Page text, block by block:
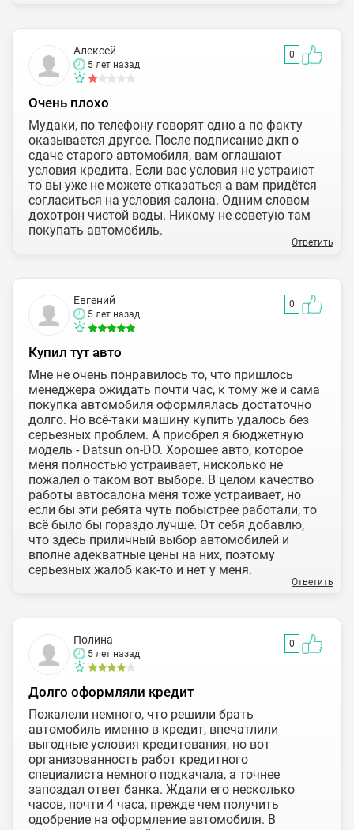
Алексей
5 лет назад
0
Очень плохо
Мудаки, по телефону говорят одно а по факту
оказывается другое. После подписание дкп о
сдаче старого автомобиля, вам оглашают
условия кредита. Если вас условия не устраиют
то вы уже не можете отказаться а вам придётся
согласиться на условия салона. Одним словом
дохотрон чистой воды. Никому не советую там
покупать автомобиль.
Ответить
Евгений
5 лет назад
0
Купил тут авто
Мне не очень понравилось то, что пришлось
менеджера ожидать почти час, к тому же и сама
покупка автомобиля оформлялась достаточно
долго. Но всё-таки машину купить удалось без
серьезных проблем. А приобрел я бюджетную
модель - Datsun on-DO. Хорошее авто, которое
меня полностью устраивает, нисколько не
пожалел о таком вот выборе. В целом качество
работы автосалона меня тоже устраивает, но
если бы эти ребята чуть побыстрее работали, то
всё было бы гораздо лучше. От себя добавлю,
что здесь приличный выбор автомобилей и
вполне адекватные цены на них, поэтому
серьезных жалоб как-то и нет у меня.
Ответить
Полина
5 лет назад
0
Долго оформляли кредит
Пожалели немного, что решили брать
автомобиль именно в кредит, впечатлили
выгодные условия кредитования, но вот
организованность работ кредитного
специалиста немного подкачала, а точнее
запоздал ответ банка. Ждали его несколько
часов, почти 4 часа, прежде чем получить
одобрение на оформление автомобиля. В